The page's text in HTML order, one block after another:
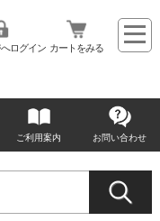
ログイン カートをみる
ご利用案内 お問い合わせ